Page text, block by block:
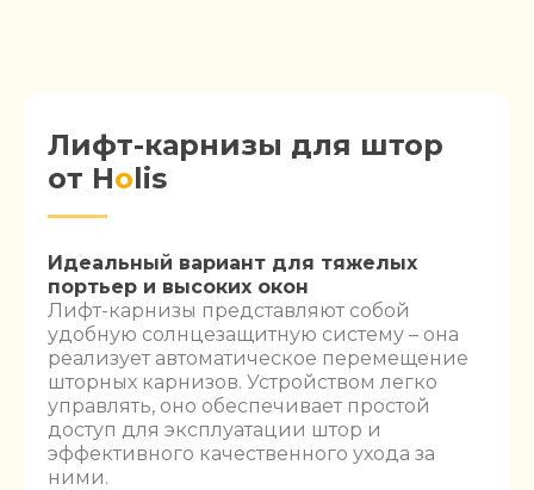
Лифт-карнизы для штор
от Holis
Идеальный вариант для тяжелых
портьер и высоких окон
Лифт-карнизы представляют собой
удобную солнцезащитную систему – она
реализует автоматическое перемещение
шторных карнизов. Устройством легко
управлять, оно обеспечивает простой
доступ для эксплуатации штор и
эффективного качественного ухода за
ними.